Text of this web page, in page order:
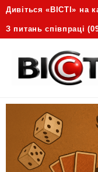
Дивіться «ВІСТІ» на
З питань співпраці